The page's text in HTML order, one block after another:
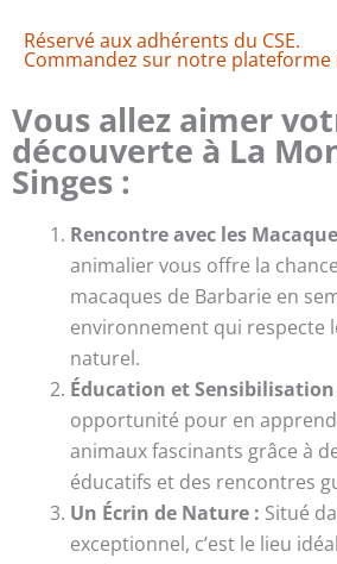
la
des
Singes
Réservé aux adhérents du CSE.
Commandez sur notre plateforme
Vous allez aimer
découverte à La
Singes :
Rencontre avec les
animalier vous offre la
macaques de Barbarie en
environnement qui respecte
naturel.
Éducation et Sensibilisation
opportunité pour en
animaux fascinants grâce à
éducatifs et des rencontres
Un Écrin de Nature : Situé
exceptionnel, c’est le lieu